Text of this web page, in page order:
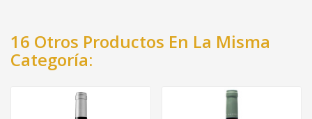
16 Otros Productos En La Misma
Categoría: